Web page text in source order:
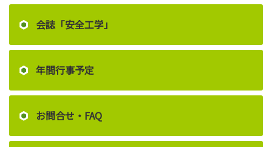
会誌「安全工学」
年間行事予定
お問合せ・FAQ